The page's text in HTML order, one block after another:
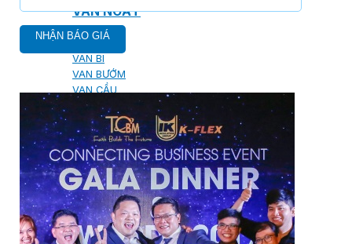
VAN NGẮT
VAN CỔNG
VAN BI
VAN BƯỚM
VAN CẦU
VAN ĐIỀU CHỈNH ÁP SUẤT
VAN ĐIỆN 2 NGÃ
VAN ĐIỆN TỪ ĐÓNG MỞ